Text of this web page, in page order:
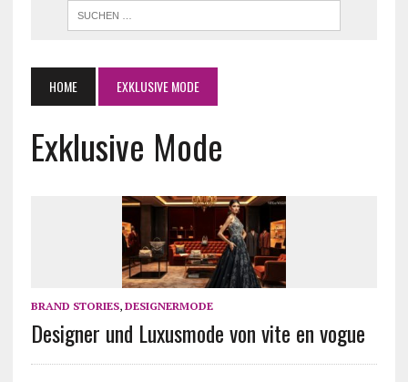
HOME EXKLUSIVE MODE
Exklusive Mode
BRAND STORIES, DESIGNERMODE
Designer und Luxusmode von vite en vogue